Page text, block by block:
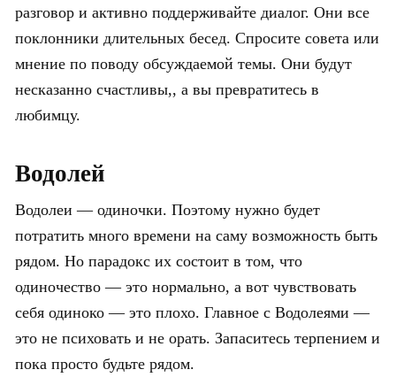
разговор и активно поддерживайте диалог. Они все
поклонники длительных бесед. Спросите совета или
мнение по поводу обсуждаемой темы. Они будут
несказанно счастливы,, а вы превратитесь в
любимцу.
Водолей
Водолеи — одиночки. Поэтому нужно будет
потратить много времени на саму возможность быть
рядом. Но парадокс их состоит в том, что
одиночество — это нормально, а вот чувствовать
себя одиноко — это плохо. Главное с Водолеями —
это не психовать и не орать. Запаситесь терпением и
пока просто будьте рядом.